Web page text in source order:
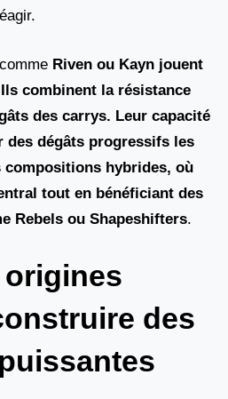
Riven ou Kayn jouent
combinent la résistance
des carrys. Leur capacité
des dégâts progressifs les
hybrides, où
tout en bénéficiant des
Rebels ou Shapeshifters.
des